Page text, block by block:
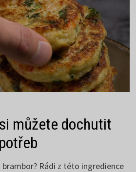
můžete dochutit
Rádi z této ingredience